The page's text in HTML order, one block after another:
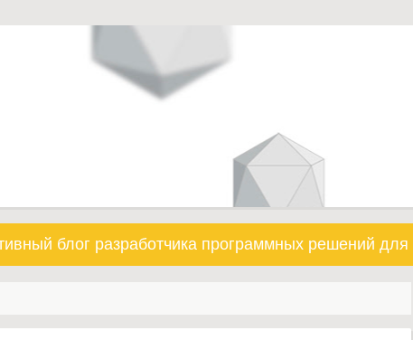
блог разработчика программных решений для